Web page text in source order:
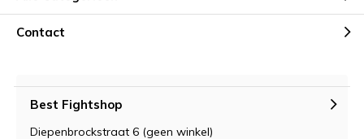
Contact
Best Fightshop
Diepenbrockstraat 6 (geen winkel)